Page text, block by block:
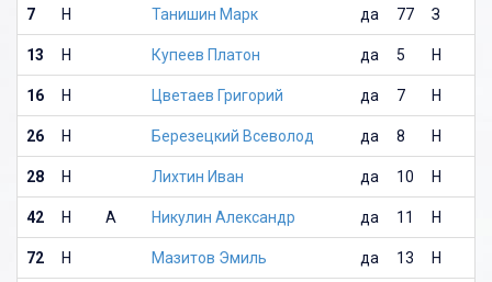
7 Н Танишин Марк да 77 З
13 Н Купеев Платон да 5 Н
16 Н Цветаев Григорий да 7 Н
26 Н Березецкий Всеволод да 8 Н
28 Н Лихтин Иван да 10 Н
42 Н А Никулин Александр да 11 Н
72 Н Мазитов Эмиль да 13 Н